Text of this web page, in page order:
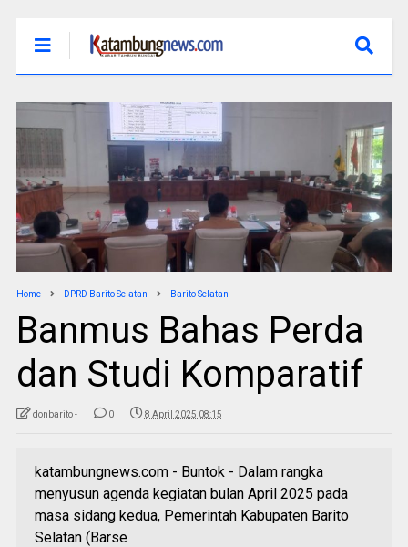
Home DPRD Barito Selatan Barito Selatan
Banmus Bahas Perda
dan Studi Komparatif
donbarito - 0 8 April 2025 08:15
katambungnews.com - Buntok - Dalam rangka
menyusun agenda kegiatan bulan April 2025 pada
masa sidang kedua, Pemerintah Kabupaten Barito
Selatan (Barse